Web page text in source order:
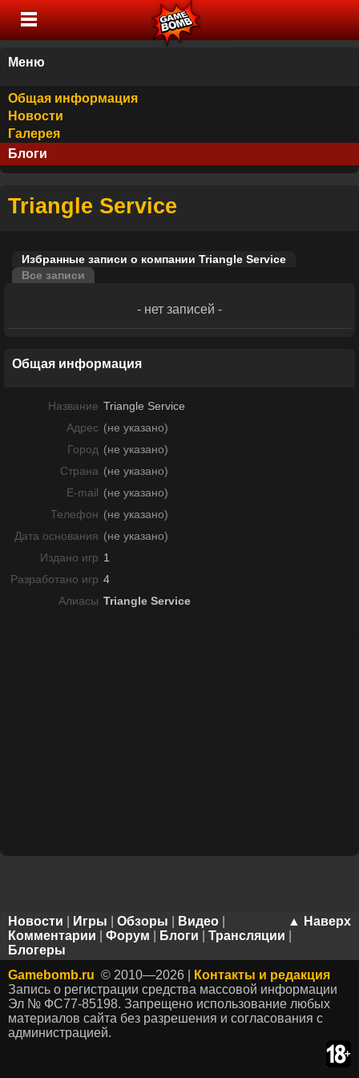
Меню
Общая информация
Новости
Галерея
Блоги
Triangle Service
Избранные записи о компании Triangle Service
Все записи
- нет записей -
Общая информация
Название Triangle Service
Адрес (не указано)
Город (не указано)
Страна (не указано)
E-mail (не указано)
Телефон (не указано)
Дата основания (не указано)
Издано игр 1
Разработано игр 4
Алиасы Triangle Service
▲ Наверх
Новости Игры Обзоры Видео
Комментарии
Форум Блоги Трансляции
Блогеры
Gamebomb.ru © 2010—2026 |
Контакты и редакция
Запись о регистрации средства массовой информации
Эл № ФС77-85198. Запрещено использование любых
материалов сайта без разрешения и согласования с
администрацией.